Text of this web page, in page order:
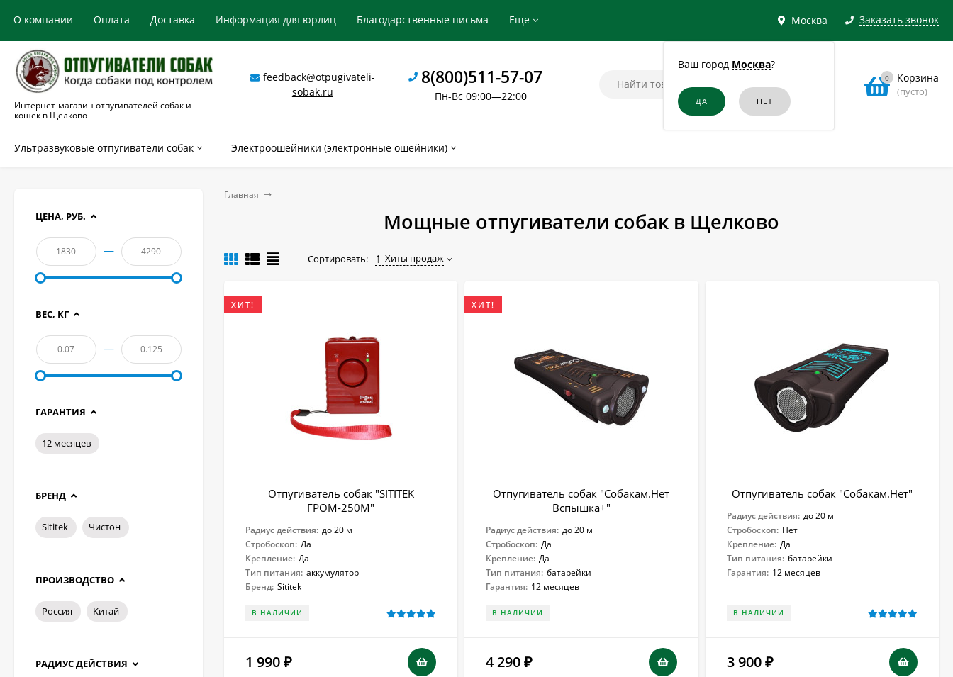
Москва
Ваш город Москва?
Заказать звонок
О компании Оплата Доставка Информация для юрлиц Благодарственные письма Еще
Интернет-магазин отпугивателей собак и
кошек в Щелково
feedback@otpugivateli-
sobak.ru
8(800)511-57-07
Пн-Вс 09:00—22:00
0 Корзина
(пусто)
Ультразвуковые отпугиватели собак Электроошейники (электронные ошейники)
Главная
Мощные отпугиватели собак в Щелково
Сортировать: Хиты продаж
ХИТ!
Отпугиватель собак "SITITEK
ГРОМ-250М"
Радиус действия: до 20 м
Стробоскоп: Да
Крепление: Да
Тип питания: аккумулятор
Бренд: Sititek
В НАЛИЧИИ
1 990 ₽
ХИТ!
Отпугиватель собак "Собакам.Нет
Вспышка+"
Радиус действия: до 20 м
Стробоскоп: Да
Крепление: Да
Тип питания: батарейки
Гарантия: 12 месяцев
В НАЛИЧИИ
4 290₽
Отпугиватель собак "Собакам.Нет"
Радиус действия: до 20 м
Стробоскоп: Нет
Крепление: Да
Тип питания: батарейки
Гарантия: 12 месяцев
В НАЛИЧИИ
3 900 ₽
ЦЕНА, РУБ.
—
ВЕС, КГ
—
ГАРАНТИЯ
12 месяцев
БРЕНД
Sititek Чистон
ПРОИЗВОДСТВО
Россия Китай
РАДИУС ДЕЙСТВИЯ